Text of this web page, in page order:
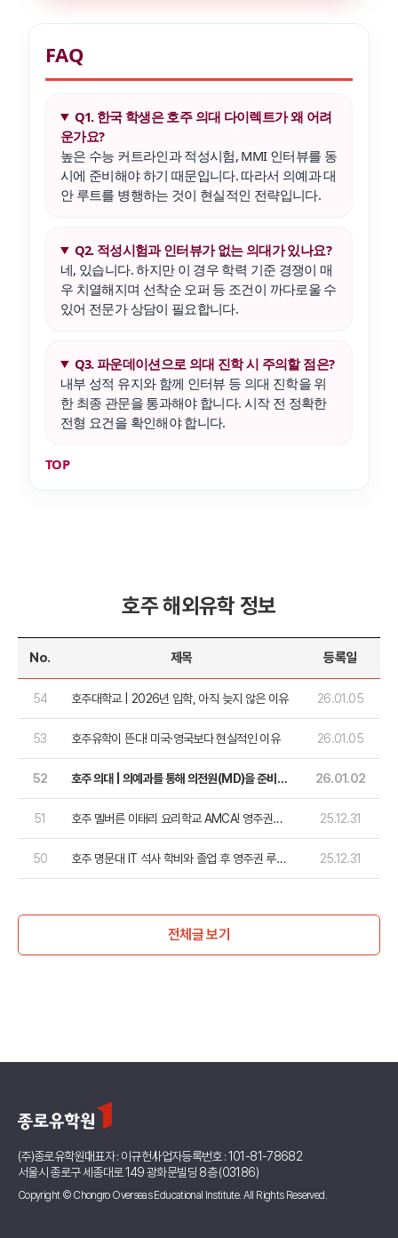
FAQ
Q1. 한국 학생은 호주 의대 다이렉트가 왜 어려
운가요?
높은 수능 커트라인과 적성시험, MMI 인터뷰를 동
시에 준비해야 하기 때문입니다. 따라서 의예과 대
안 루트를 병행하는 것이 현실적인 전략입니다.
Q2. 적성시험과 인터뷰가 없는 의대가 있나요?
네, 있습니다. 하지만 이 경우 학력 기준 경쟁이 매
우 치열해지며 선착순 오퍼 등 조건이 까다로울 수
있어 전문가 상담이 필요합니다.
Q3. 파운데이션으로 의대 진학 시 주의할 점은?
내부 성적 유지와 함께 인터뷰 등 의대 진학을 위
한 최종 관문을 통과해야 합니다. 시작 전 정확한
전형 요건을 확인해야 합니다.
TOP
호주 해외유학 정보
No. 제목 등록일
54 호주대학교 | 2026년 입학, 아직 늦지 않은 이유 26.01.05
53 호주유학이 뜬다! 미국·영국보다 현실적인 이유 26.01.05
52
호주 의대 | 의예과를 통해 의전원(MD)을 준비하
26.01.02
51
호주 멜버른 이태리 요리학교 AMCA! 영주권까
25.12.31
50
호주 명문대 IT 석사 학비와 졸업 후 영주권 루트
25.12.31
전체글 보기
(주)종로유학원대표자 : 이규헌사업자등록번호 : 101-81-78682
서울시 종로구 세종대로 149 광화문빌딩 8층 (03186)
Copyright © Chongro Overseas Educational Institute. All Rights Reserved.